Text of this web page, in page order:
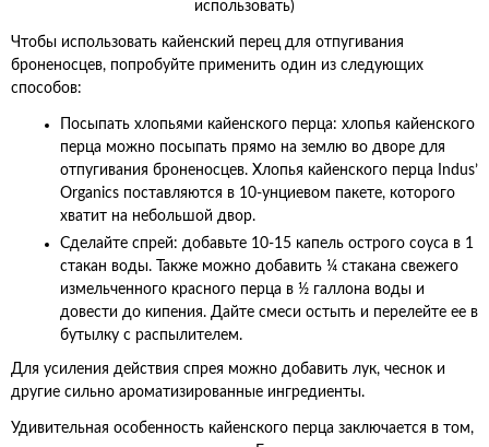
Чтобы использовать кайенский перец для отпугивания
броненосцев, попробуйте применить один из следующих
способов:
Посыпать хлопьями кайенского перца: хлопья кайенского
перца можно посыпать прямо на землю во дворе для
отпугивания броненосцев. Хлопья кайенского перца Indus’
Organics поставляются в 10-унциевом пакете, которого
хватит на небольшой двор.
Сделайте спрей: добавьте 10-15 капель острого соуса в 1
стакан воды. Также можно добавить ¼ стакана свежего
измельченного красного перца в ½ галлона воды и
довести до кипения. Дайте смеси остыть и перелейте ее в
бутылку с распылителем.
Для усиления действия спрея можно добавить лук, чеснок и
другие сильно ароматизированные ингредиенты.
Удивительная особенность кайенского перца заключается в том,